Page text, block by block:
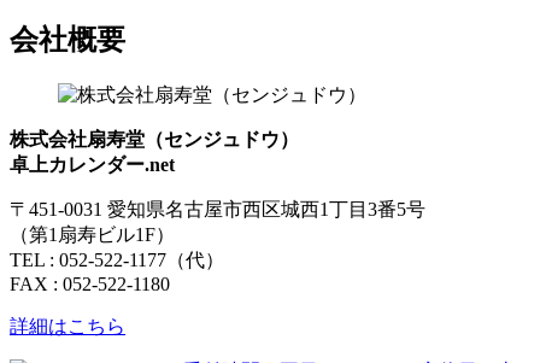
会社概要
株式会社扇寿堂（センジュドウ）
卓上カレンダー.net
〒451-0031 愛知県名古屋市西区城西1丁目3番5号
（第1扇寿ビル1F）
TEL : 052-522-1177（代）
FAX : 052-522-1180
詳細はこちら